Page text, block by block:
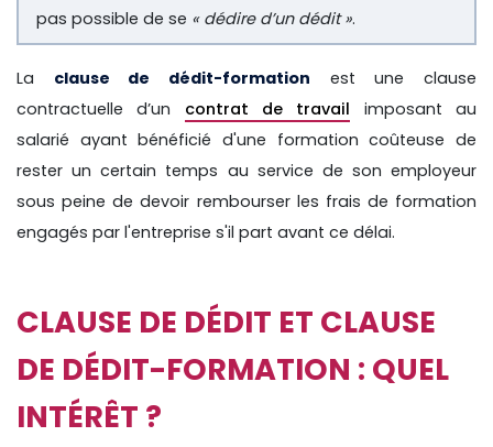
pas possible de se « dédire d’un dédit ».
La clause de dédit-formation est une clause
contractuelle d’un contrat de travail imposant au
salarié ayant bénéficié d'une formation coûteuse de
rester un certain temps au service de son employeur
sous peine de devoir rembourser les frais de formation
engagés par l'entreprise s'il part avant ce délai.
CLAUSE DE DÉDIT ET CLAUSE
DE DÉDIT-FORMATION : QUEL
INTÉRÊT ?